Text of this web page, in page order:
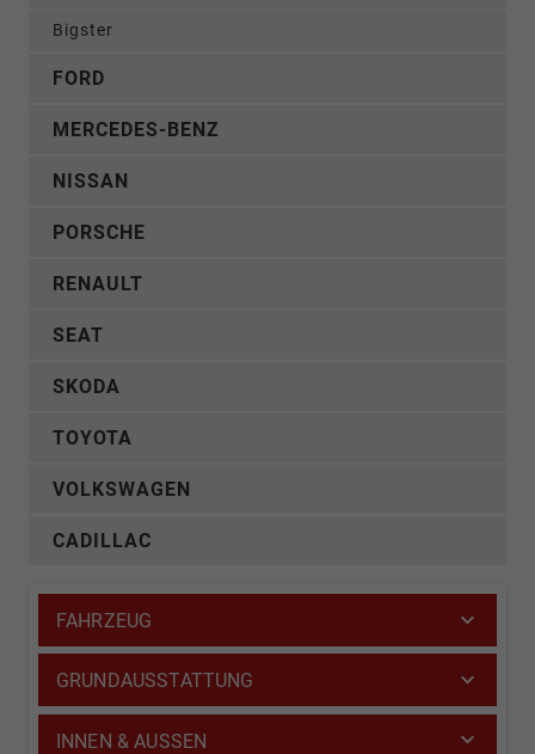
Bigster
FORD
MERCEDES-BENZ
NISSAN
PORSCHE
RENAULT
SEAT
SKODA
TOYOTA
VOLKSWAGEN
CADILLAC
FAHRZEUG
GRUNDAUSSTATTUNG
INNEN & AUSSEN